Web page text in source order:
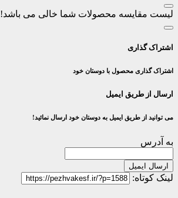
لیست مقایسه محصولات شما خالی می باشد!
اشتراک گذاری
اشتراک گذاری محصول با دوستان خود
ارسال از طریق ایمیل
می توانید از طریق ایمیل به دوستان خود ارسال نمائید!
به آدرس
ارسال ایمیل
لینک کوتاه: